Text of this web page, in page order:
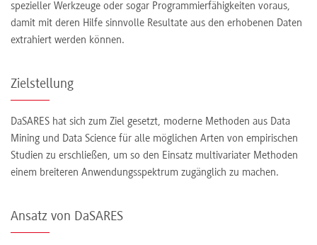
spezieller Werkzeuge oder sogar Programmierfähigkeiten voraus,
damit mit deren Hilfe sinnvolle Resultate aus den erhobenen Daten
extrahiert werden können.
Zielstellung
DaSARES hat sich zum Ziel gesetzt, moderne Methoden aus Data
Mining und Data Science für alle möglichen Arten von empirischen
Studien zu erschließen, um so den Einsatz multivariater Methoden
einem breiteren Anwendungsspektrum zugänglich zu machen.
Ansatz von DaSARES